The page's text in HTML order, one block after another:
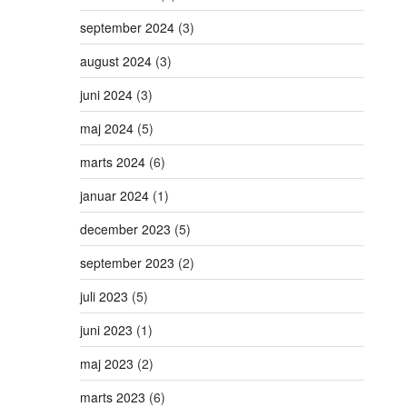
september 2024 (3)
august 2024 (3)
juni 2024 (3)
maj 2024 (5)
marts 2024 (6)
januar 2024 (1)
december 2023 (5)
september 2023 (2)
juli 2023 (5)
juni 2023 (1)
maj 2023 (2)
marts 2023 (6)